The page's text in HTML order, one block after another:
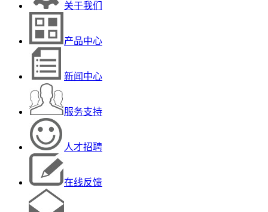
关于我们
产品中心
新闻中心
服务支持
人才招聘
在线反馈